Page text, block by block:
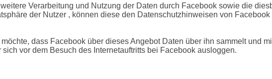
Verarbeitung und Nutzung der Daten durch Facebook sowie die
der Nutzer , können diese den Datenschutzhinweisen von Facebook
dass Facebook über dieses Angebot Daten über ihn sammelt und
vor dem Besuch des Internetauftritts bei Facebook ausloggen.